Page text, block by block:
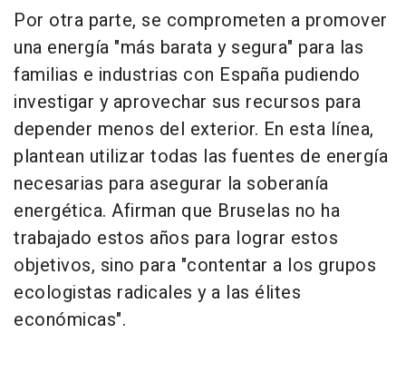
Por otra parte, se comprometen a promover
una energía "más barata y segura" para las
familias e industrias con España pudiendo
investigar y aprovechar sus recursos para
depender menos del exterior. En esta línea,
plantean utilizar todas las fuentes de energía
necesarias para asegurar la soberanía
energética. Afirman que Bruselas no ha
trabajado estos años para lograr estos
objetivos, sino para "contentar a los grupos
ecologistas radicales y a las élites
económicas".